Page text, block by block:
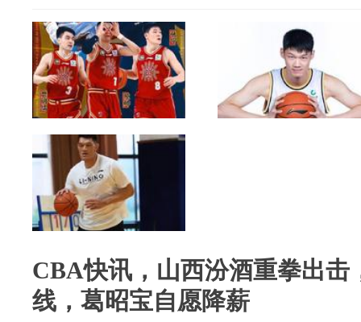
CBA快讯，山西汾酒重拳出击
线，葛昭宝自愿降薪